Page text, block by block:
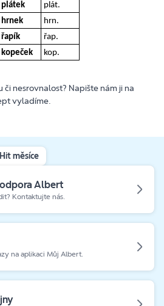
plátek
plát.
hrnek
hrn.
řapík
řap.
kopeček kop.
či nesrovnalost? Napište nám ji na
vyladíme.
Hit měsíce
Albert
Kontaktujte nás.
na aplikaci Můj Albert.